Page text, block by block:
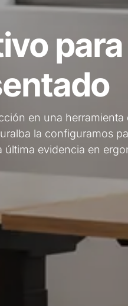
en una
la configuramos
última evidencia en